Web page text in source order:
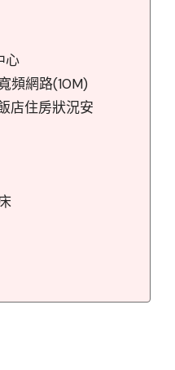
心
頻網路(10M)
店住房狀況安